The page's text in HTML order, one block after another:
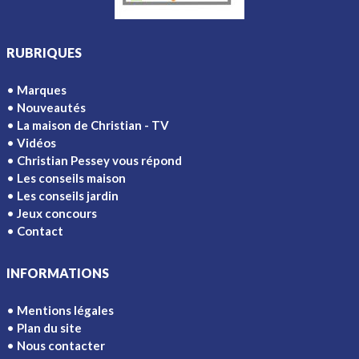
RUBRIQUES
Marques
Nouveautés
La maison de Christian - TV
Vidéos
Christian Pessey vous répond
Les conseils maison
Les conseils jardin
Jeux concours
Contact
INFORMATIONS
Mentions légales
Plan du site
Nous contacter